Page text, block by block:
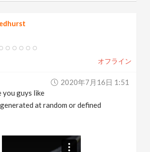
オフライン
2020年7月16日 1:51
you guys like
at random or defined